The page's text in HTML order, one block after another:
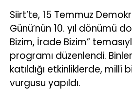
Siirt’te, 15 Temmuz
Günü’nün 10. yıl dönümü
Bizim, İrade Bizim”
programı düzenlendi.
katıldığı etkinliklerde, millî
vurgusu yapıldı.